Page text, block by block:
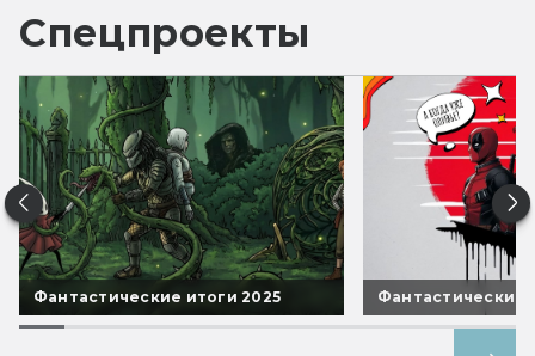
Спецпроекты
Фантастические итоги 2025 Фантастические